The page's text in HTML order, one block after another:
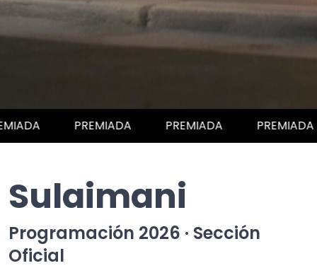
PREMIADA PREMIADA
Sulaimani
Programación 2026 · Sección
Oficial